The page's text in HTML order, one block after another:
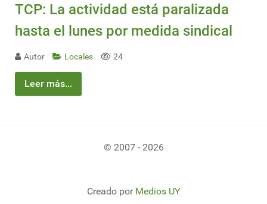
TCP: La actividad está paralizada
hasta el lunes por medida sindical
Autor Locales 24
Leer más...
© 2007 - 2026
Creado por Medios UY